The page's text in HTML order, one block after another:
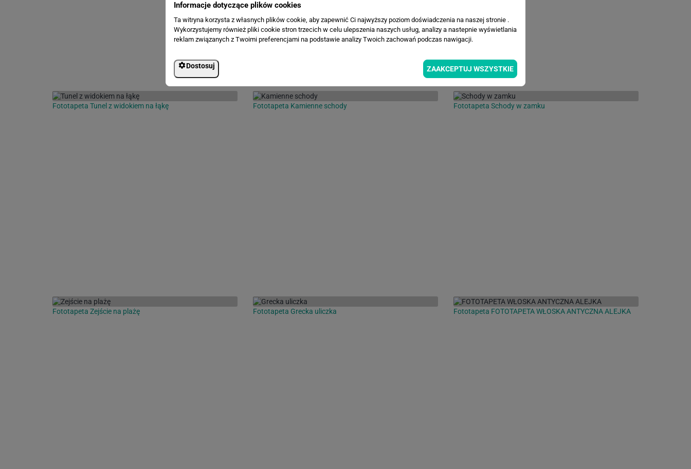
Fototapeta Tunel z widokiem na łąkę Fototapeta Kamienne schody Fototapeta Schody w zamku
Fototapeta Zejście na plażę Fototapeta Grecka uliczka Fototapeta FOTOTAPETA WŁOSKA ANTYCZNA ALEJKA
Informacje dotyczące plików cookies
Ta witryna korzysta z własnych plików cookie, aby zapewnić Ci najwyższy poziom doświadczenia na naszej stronie .
Wykorzystujemy również pliki cookie stron trzecich w celu ulepszenia naszych usług, analizy a nastepnie wyświetlania
reklam związanych z Twoimi preferencjami na podstawie analizy Twoich zachowań podczas nawigacji.
Dostosuj ZAAKCEPTUJ WSZYSTKIE